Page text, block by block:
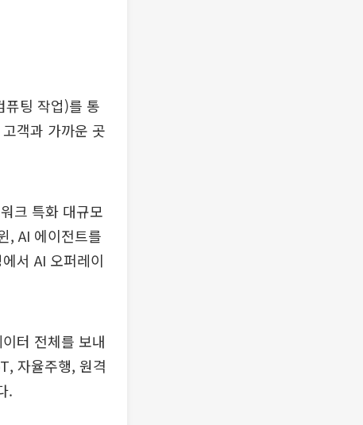
퓨팅 작업)를 통
객과 가까운 곳
크 특화 대규모
, AI 에이전트를
서 AI 오퍼레이
터 전체를 보내
자율주행, 원격
.